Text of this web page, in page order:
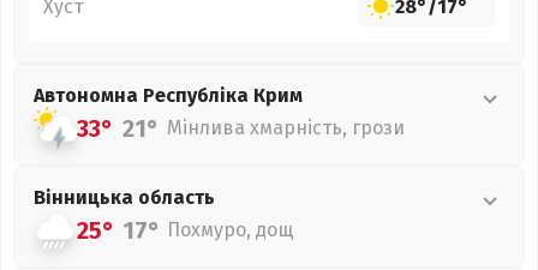
Хуст 28°/17°
Автономна Республіка Крим
33° 21° Мінлива хмарність, грози
Вінницька область
25° 17° Похмуро, дощ